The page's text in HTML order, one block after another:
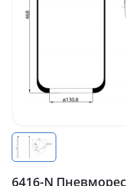
6416-N